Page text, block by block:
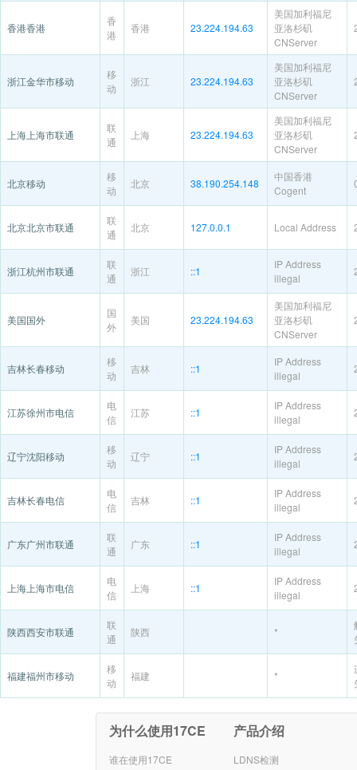
香港香港
香
港
香港 23.224.194.63
美国加利福尼
亚洛杉矶
CNServer
浙江金华市移动
移
动
浙江 23.224.194.63
美国加利福尼
亚洛杉矶
CNServer
上海上海市联通
联
通
上海 23.224.194.63
美国加利福尼
亚洛杉矶
CNServer
北京移动
移
动
北京 38.190.254.148
中国香港
Cogent
北京北京市联通
联
通
北京 127.0.0.1 Local Address
浙江杭州市联通
联
通
浙江 ::1
IP Address
illegal
美国国外
国
外
美国 23.224.194.63
美国加利福尼
亚洛杉矶
CNServer
吉林长春移动
移
动
吉林 ::1
IP Address
illegal
江苏徐州市电信
电
信
江苏 ::1
IP Address
illegal
辽宁沈阳移动
移
动
辽宁 ::1
IP Address
illegal
吉林长春电信
电
信
吉林 ::1
IP Address
illegal
广东广州市联通
联
通
广东 ::1
IP Address
illegal
上海上海市电信
电
信
上海 ::1
IP Address
illegal
陕西西安市联通
联
通
陕西 *
福建福州市移动
移
动
福建 *
为什么使用17CE
谁在使用17CE
产品介绍
LDNS检测